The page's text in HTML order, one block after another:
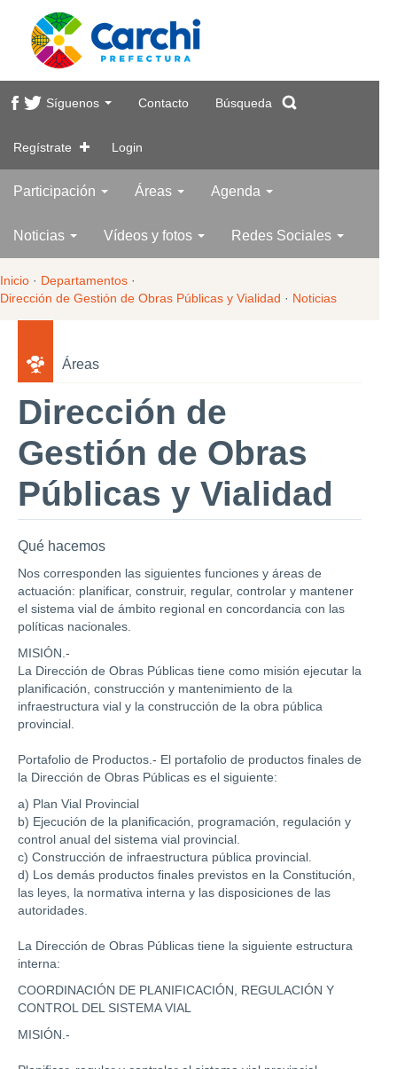
Síguenos Contacto Búsqueda
Regístrate Login
Participación Áreas Agenda
Noticias Vídeos y fotos Redes Sociales
Inicio · Departamentos ·
Dirección de Gestión de Obras Públicas y Vialidad · Noticias
Áreas
Dirección de
Gestión de Obras
Públicas y Vialidad
Qué hacemos
Nos corresponden las siguientes funciones y áreas de
actuación: planificar, construir, regular, controlar y mantener
el sistema vial de ámbito regional en concordancia con las
políticas nacionales.
MISIÓN.-
La Dirección de Obras Públicas tiene como misión ejecutar la
planificación, construcción y mantenimiento de la
infraestructura vial y la construcción de la obra pública
provincial.
Portafolio de Productos.- El portafolio de productos finales de
la Dirección de Obras Públicas es el siguiente:
a) Plan Vial Provincial
b) Ejecución de la planificación, programación, regulación y
control anual del sistema vial provincial.
c) Construcción de infraestructura pública provincial.
d) Los demás productos finales previstos en la Constitución,
las leyes, la normativa interna y las disposiciones de las
autoridades.
La Dirección de Obras Públicas tiene la siguiente estructura
interna:
COORDINACIÓN DE PLANIFICACIÓN, REGULACIÓN Y
CONTROL DEL SISTEMA VIAL
MISIÓN.-